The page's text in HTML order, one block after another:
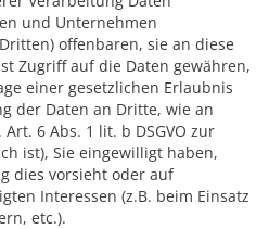
und Unternehmen
offenbaren, sie an diese
Zugriff auf die Daten gewähren,
einer gesetzlichen Erlaubnis
der Daten an Dritte, wie an
6 Abs. 1 lit. b DSGVO zur
ist), Sie eingewilligt haben,
dies vorsieht oder auf
Interessen (z.B. beim Einsatz
etc.).